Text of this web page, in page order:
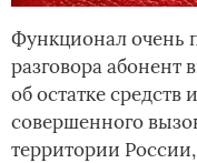
Функционал очень
разговора
об остатке средств
совершенного
территории